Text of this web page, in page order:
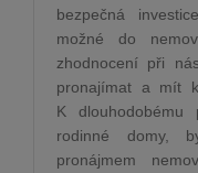
bezpečná
možné do
zhodnocení při
pronajímat a mít
K dlouhodobému
rodinné domy,
pronájmem